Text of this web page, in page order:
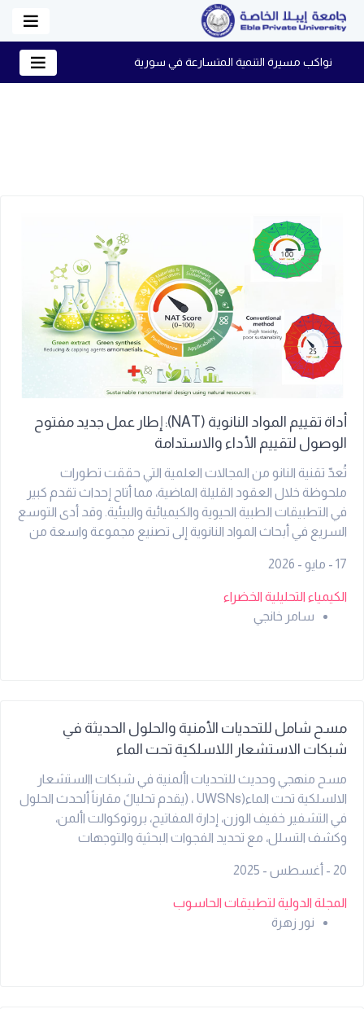
نواكب مسيرة التنمية المتسارعة في سورية
أداة تقييم المواد النانوية (NAT): إطار عمل جديد مفتوح
الوصول لتقييم الأداء والاستدامة
تُعدّ تقنية النانو من المجالات العلمية التي حققت تطورات
ملحوظة خلال العقود القليلة الماضية، مما أتاح إحداث تقدم كبير
في التطبيقات الطبية الحيوية والكيميائية والبيئية. وقد أدى التوسع
السريع في أبحاث المواد النانوية إلى تصنيع مجموعة واسعة من
خصائص وظيفية استثنائية. ومع ذلك، وبالتوازي مع تحسين
الأداء، يتزايد الاهتمام بالاستدامة والتأثير البيئي ومدى خضرة طرق
تصنيع المواد النانوية. وعلى الرغم من هذا الاهتمام المتنامي، لا
يزال هناك نقص في أداة معيارية وسهلة الاستخدام تُمكّن من
(https://nattool.az3093.info/NanoTool?
utm_source=chatgpt.com) وقد صُممت هذه الأداة لإجراء
ومدى خضرة عمليات تخليقها. تقوم أداة NAT بتقييم أربعة جوانب
رئيسية، وهي: طبيعة المواد والكواشف المستخدمة، واستدامة
ظروف التخليق، وخصائص المادة النانوية المُحضَّرة، وقابليتها
للتطبيق. تتكون الأداة من ستة عشر سؤال تقييم مصممة
بعناية، مدعومة بنظام تسجيل كمي يبلغ الحد الأقصى لمجموع
على اعتماد طلائع خضراء، وتحسين استراتيجيات التخليق الصديقة
17 - مايو - 2026
الكيمياء التحليلية الخضراء
سامر خانجي
مسح شامل للتحديات الأمنية والحلول الحديثة في
شبكات الاستشعار اللاسلكية تحت الماء
مسح منهجي وحديث للتحديات األمنية في شبكات االستشعار
الالسلكية تحت الماء(UWSNs ، (يقدم تحليالً مقارناً ألحدث الحلول
في التشفير خفيف الوزن، إدارة المفاتيح، بروتوكوالت األمن،
وكشف التسلل، مع تحديد الفجوات البحثية والتوجهات
20 - أغسطس - 2025
المجلة الدولية لتطبيقات الحاسوب
نور زهرة